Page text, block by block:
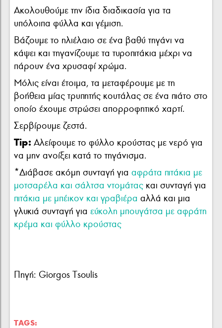
Ακολουθούμε την ίδια διαδικασία για τα
υπόλοιπα φύλλα και γέμιση.
Βάζουμε το ηλιέλαιο σε ένα βαθύ τηγάνι να
κάψει και τηγανίζουμε τα τυροπιτάκια μέχρι να
πάρουν ένα χρυσαφί χρώμα.
Μόλις είναι έτοιμα, τα μεταφέρουμε με τη
βοήθεια μίας τρυπητής κουτάλας σε ένα πιάτο στο
οποίο έχουμε στρώσει απορροφητικό χαρτί.
Σερβίρουμε ζεστά.
Tip:Αλείφουμε το φύλλο κρούστας με νερό για
να μην ανοίξει κατά το τηγάνισμα.
*Διάβασε ακόμη συνταγή γιααφράτα πιτάκια με
μοτσαρέλα και σάλτσα ντομάτας και συνταγή για
πιτάκια με μπέικον και γραβιέρα αλλά και μια
γλυκιά συνταγή γιαεύκολη μπουγάτσα με αφράτη
κρέμα και φύλλο κρούστας
Πηγή: Giorgos Tsoulis
TAGS: